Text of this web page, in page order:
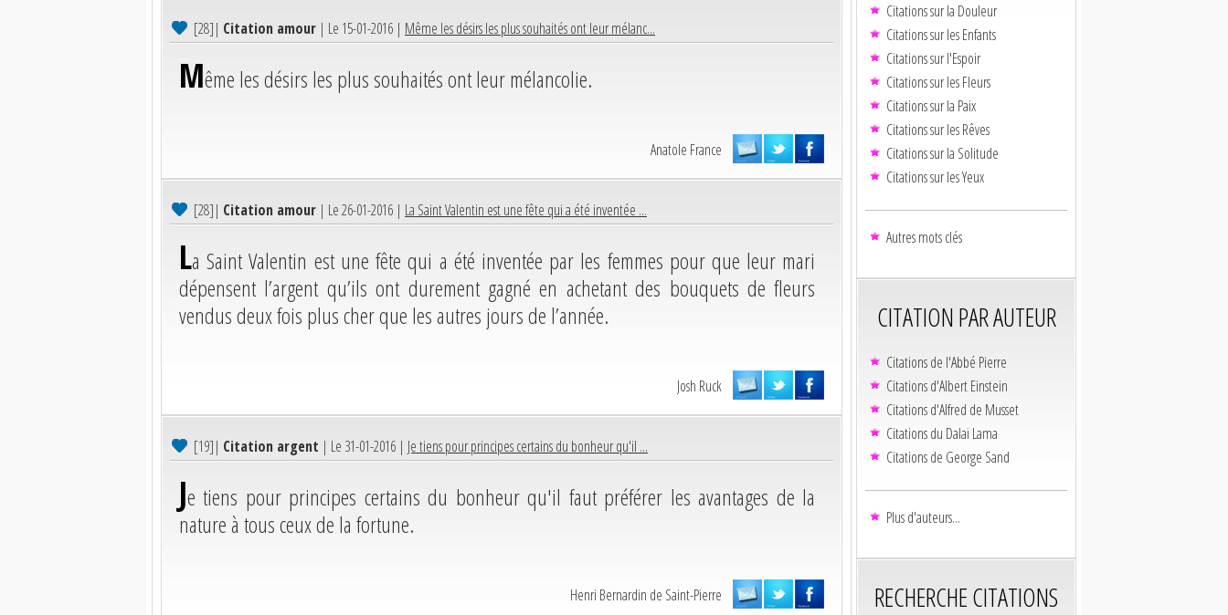
[28]| Citation amour | Le 15-01-2016 | Même les désirs les plus souhaités ont leur mélanc...
Même les désirs les plus souhaités ont leur mélancolie.
Anatole France
[28]| Citation amour | Le 26-01-2016 | La Saint Valentin est une fête qui a été inventée ...
La Saint Valentin est une fête qui a été inventée par les femmes pour que leur mari
dépensent l’argent qu’ils ont durement gagné en achetant des bouquets de fleurs
vendus deux fois plus cher que les autres jours de l’année.
Josh Ruck
[19]| Citation argent | Le 31-01-2016 | Je tiens pour principes certains du bonheur qu'il ...
Je tiens pour principes certains du bonheur qu'il faut préférer les avantages de la
nature à tous ceux de la fortune.
Henri Bernardin de Saint-Pierre
Citations sur la Douleur
Citations sur les Enfants
Citations sur l'Espoir
Citations sur les Fleurs
Citations sur la Paix
Citations sur les Rêves
Citations sur la Solitude
Citations sur les Yeux
Autres mots clés
CITATION PAR AUTEUR
Citations de l'Abbé Pierre
Citations d'Albert Einstein
Citations d'Alfred de Musset
Citations du Dalaï Lama
Citations de George Sand
Plus d'auteurs...
RECHERCHE CITATIONS